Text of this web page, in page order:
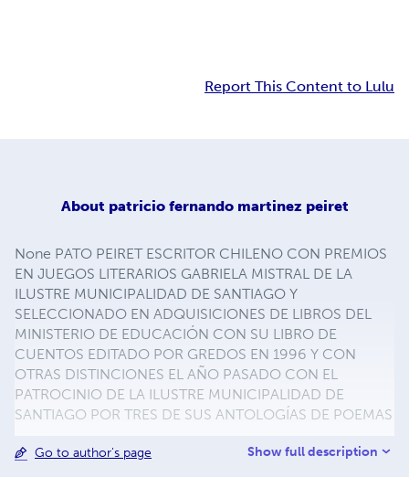
Report This Content to Lulu
About patricio fernando martinez peiret
None PATO PEIRET ESCRITOR CHILENO CON PREMIOS
EN JUEGOS LITERARIOS GABRIELA MISTRAL DE LA
ILUSTRE MUNICIPALIDAD DE SANTIAGO Y
SELECCIONADO EN ADQUISICIONES DE LIBROS DEL
MINISTERIO DE EDUCACIÓN CON SU LIBRO DE
CUENTOS EDITADO POR GREDOS EN 1996 Y CON
OTRAS DISTINCIONES EL AÑO PASADO CON EL
PATROCINIO DE LA ILUSTRE MUNICIPALIDAD DE
SANTIAGO POR TRES DE SUS ANTOLOGÍAS DE POEMAS
Go to author's page Show full description